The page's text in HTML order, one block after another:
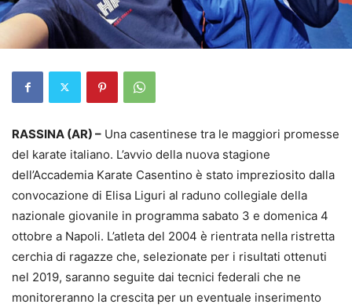
RASSINA (AR) – Una casentinese tra le maggiori promesse
del karate italiano. L’avvio della nuova stagione
dell’Accademia Karate Casentino è stato impreziosito dalla
convocazione di Elisa Liguri al raduno collegiale della
nazionale giovanile in programma sabato 3 e domenica 4
ottobre a Napoli. L’atleta del 2004 è rientrata nella ristretta
cerchia di ragazze che, selezionate per i risultati ottenuti
nel 2019, saranno seguite dai tecnici federali che ne
monitoreranno la crescita per un eventuale inserimento